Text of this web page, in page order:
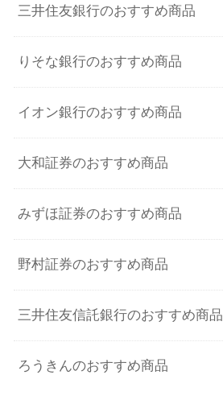
三井住友銀行のおすすめ商品
りそな銀行のおすすめ商品
イオン銀行のおすすめ商品
大和証券のおすすめ商品
みずほ証券のおすすめ商品
野村証券のおすすめ商品
三井住友信託銀行のおすすめ商品
ろうきんのおすすめ商品